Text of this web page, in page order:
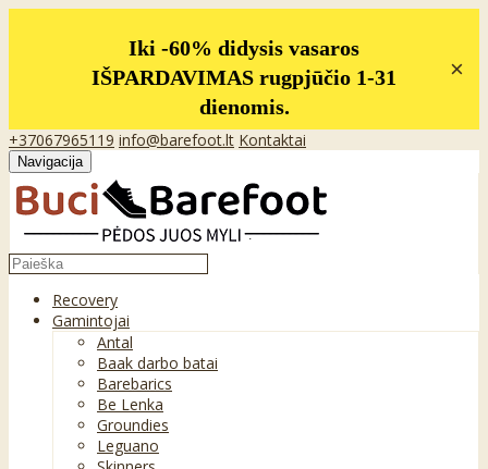
Iki -60% didysis vasaros
IŠPARDAVIMAS rugpjūčio 1-31
dienomis.
×
+37067965119 info@barefoot.lt Kontaktai
Navigacija
Recovery
Gamintojai
Antal
Baak darbo batai
Barebarics
Be Lenka
Groundies
Leguano